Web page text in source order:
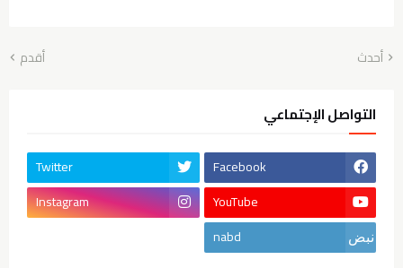
أحدث أقدم
التواصل الإجتماعي
Facebook
Twitter
YouTube
Instagram
nabd